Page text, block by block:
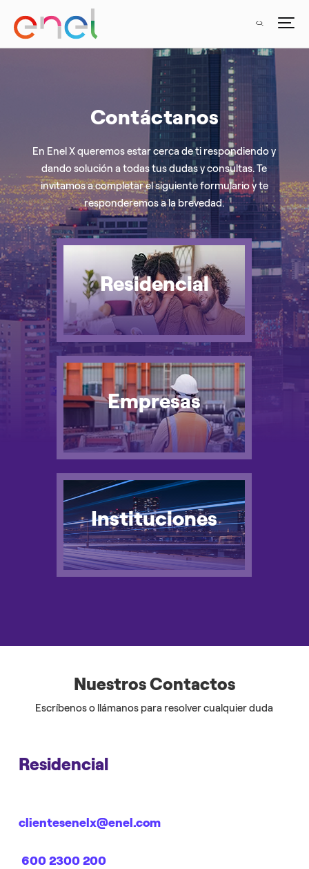
Contáctanos
En Enel X queremos estar cerca de ti respondiendo y
dando solución a todas tus dudas y consultas. Te
invitamos a completar el siguiente formulario y te
responderemos a la brevedad.
Residencial
Empresas
Instituciones
Nuestros Contactos
Escríbenos o llámanos para resolver cualquier duda
Residencial
clientesenelx@enel.com
600 2300 200